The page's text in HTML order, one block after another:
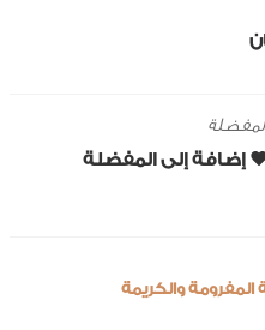
والكريمة